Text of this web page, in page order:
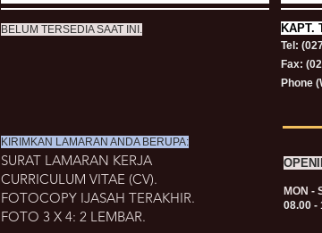
BELUM TERSEDIA SAAT INI.
KIRIMKAN LAMARAN ANDA BERUPA:
SURAT LAMARAN KERJA
CURRICULUM VITAE (CV).
FOTOCOPY IJASAH TERAKHIR.
FOTO 3 X 4: 2 LEMBAR.
MON -
08.00 -
KAPT.
Tel:
Fax:
Phone